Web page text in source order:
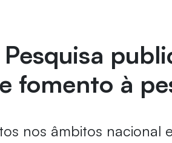
fomento à
nos âmbitos nacional